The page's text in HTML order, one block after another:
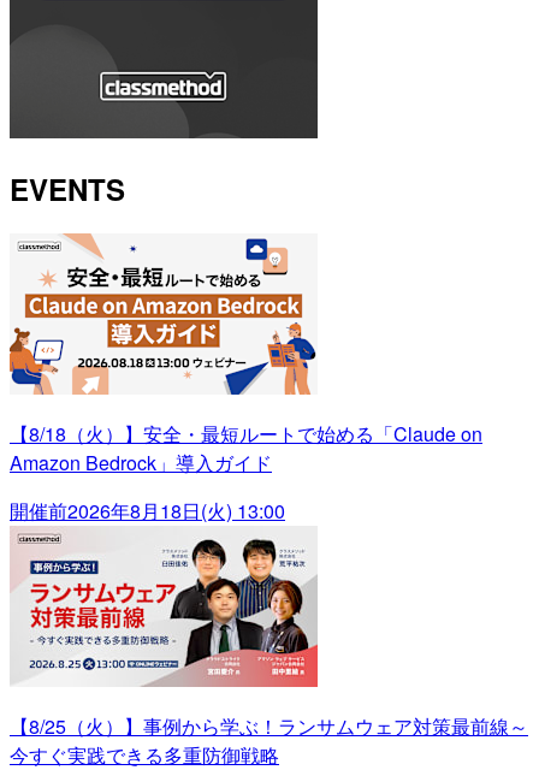
EVENTS
【8/18（火）】安全・最短ルートで始める「Claude on
Amazon Bedrock」導入ガイド
開催前2026年8月18日(火) 13:00
【8/25（火）】事例から学ぶ！ランサムウェア対策最前線～
今すぐ実践できる多重防御戦略